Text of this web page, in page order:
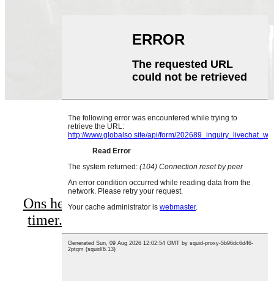
Ons het baie verskillende uurglas sand
timer.klik asseblief vir besonderhede